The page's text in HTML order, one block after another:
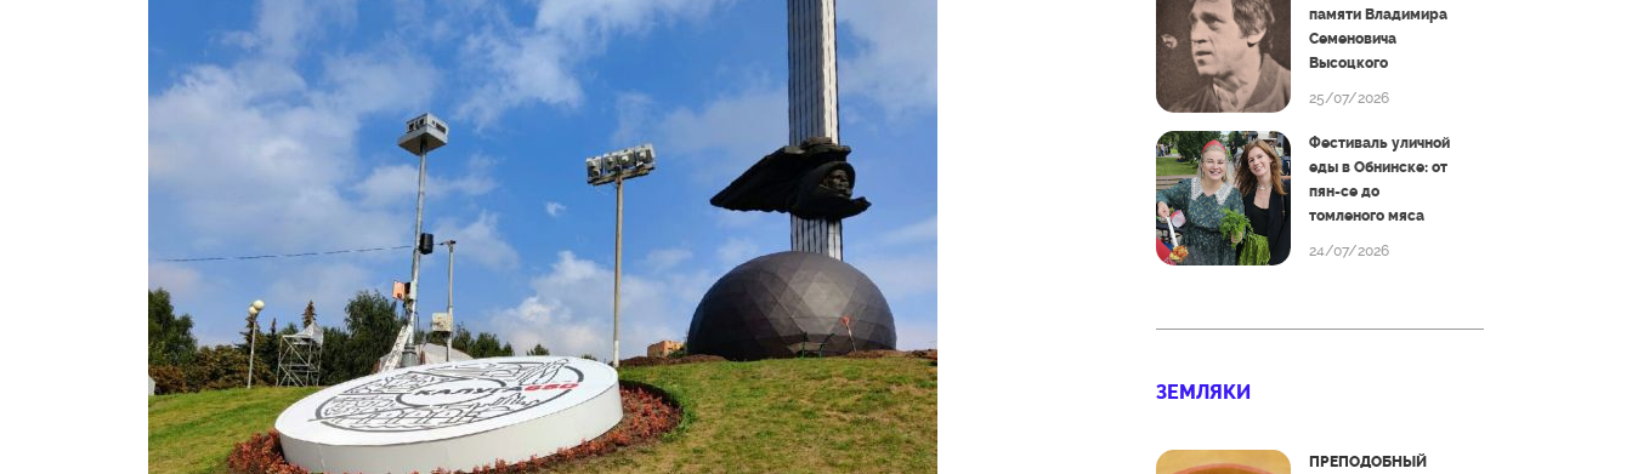
памяти Владимира
Семеновича
Высоцкого
25/07/2026
Фестиваль уличной
еды в Обнинске: от
пян-се до
томленого мяса
24/07/2026
ЗЕМЛЯКИ
ПРЕПОДОБНЫЙ